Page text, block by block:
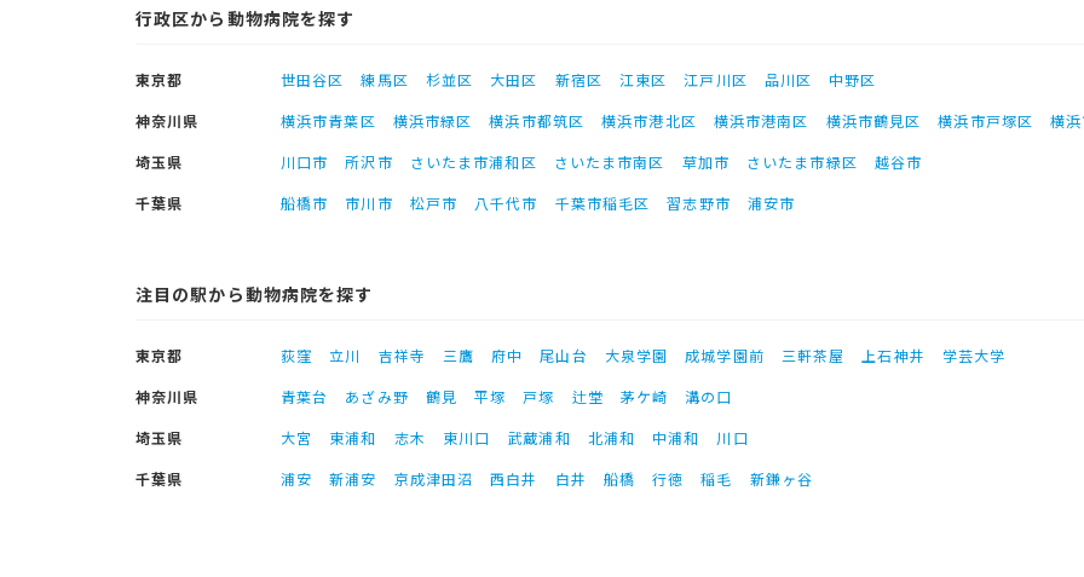
行政区から動物病院を探す
東京都 世田谷区 練馬区 杉並区 大田区 新宿区 江東区 江戸川区 品川区
中野区
神奈川県
横浜市青葉区 横浜市緑区 横浜市都筑区 横浜市港北区 横浜市港南区 横浜市鶴見区 横浜市戸塚区
横
埼玉県
川口市 所沢市 さいたま市浦和区 さいたま市南区 草加市 さいたま市緑区
越谷市
千葉県
船橋市 市川市 松戸市 八千代市 千葉市稲毛区 習志野市 浦安市
注目の駅から動物病院を探す
東京都 荻窪 立川 吉祥寺 三鷹 府中 尾山台 大泉学園 成城学園前 三軒茶屋 上石神井
学芸大学
神奈川県
青葉台 あざみ野 鶴見 平塚 戸塚 辻堂 茅ケ崎
溝の口
埼玉県
大宮 東浦和 志木 東川口 武蔵浦和 北浦和 中浦和
川口
千葉県
浦安 新浦安 京成津田沼 西白井 白井 船橋 行徳 稲毛 新鎌ヶ谷